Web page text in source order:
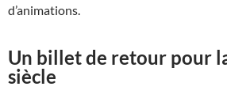
d’animations.
Un billet de retour pour
siècle